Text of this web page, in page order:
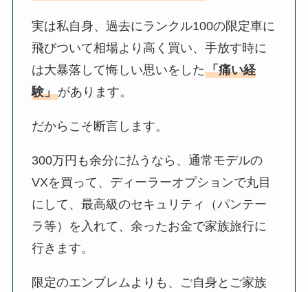
実は私自身、過去にランクル100の限定車に
飛びついて相場より高く買い、手放す時に
は大暴落して悔しい思いをした「痛い経
験」があります。
だからこそ断言します。
300万円も余分に払うなら、通常モデルの
VXを買って、ディーラーオプションで丸目
にして、最高級のセキュリティ（パンテー
ラ等）を入れて、余ったお金で家族旅行に
行きます。
限定のエンブレムよりも、ご自身とご家族